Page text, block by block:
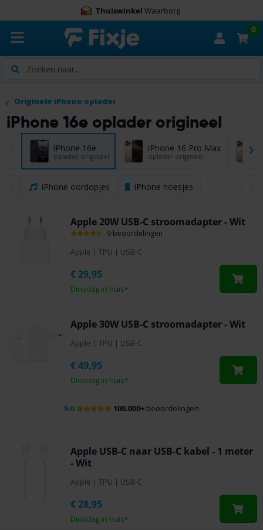
Thuiswinkel Waarborg
Zoeken
0
Originele iPhone oplader
iPhone 16e oplader origineel
iPhone 16e
oplader origineel
iPhone 16 Pro Max
oplader origineel
iPhone oordopjes iPhone hoesjes
Apple 20W USB-C stroomadapter - Wit
9 beoordelingen
Apple | TPU | USB-C
Dinsdag in huis*
€ 29,95
Apple 30W USB-C stroomadapter - Wit
Apple | TPU | USB-C
Dinsdag in huis*
€49,95
Apple USB-C naar USB-C kabel - 1 meter
- Wit
Apple | TPU | USB-C
Dinsdag in huis*
€ 28,95
9.0 100.000+ beoordelingen